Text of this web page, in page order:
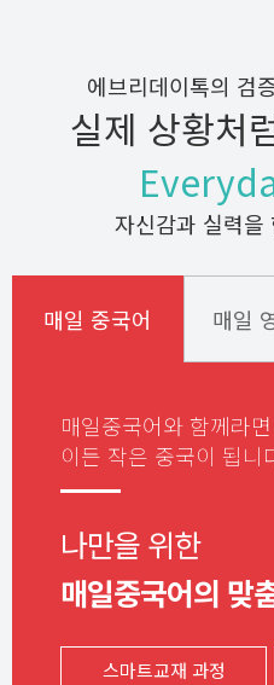
에브리데이톡의 검
실제 상황처
자신감과 실력을
매일 중국어 매일
매일중국어와 함께라면
이든 작은 중국이 됩니
나만을 위한
매일중국어의 맞
스마트교재 과정